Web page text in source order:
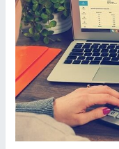
pour
un
mois